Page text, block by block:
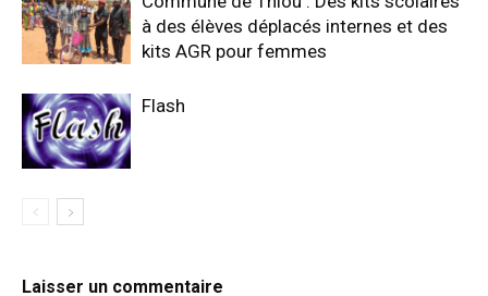
à des élèves déplacés internes et des
kits AGR pour femmes
Flash
Laisser un commentaire